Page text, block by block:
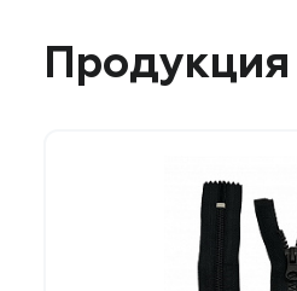
Продукция